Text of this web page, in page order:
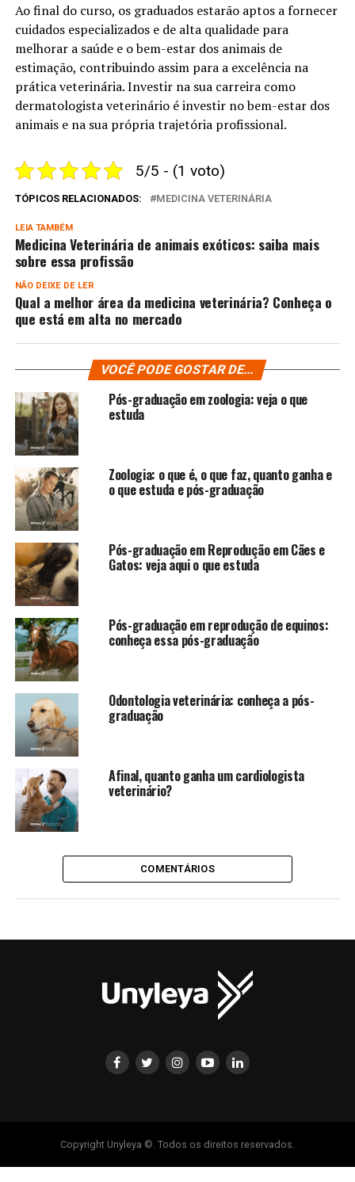
Ao final do curso, os graduados estarão aptos a fornecer
cuidados especializados e de alta qualidade para
melhorar a saúde e o bem-estar dos animais de
estimação, contribuindo assim para a excelência na
prática veterinária. Investir na sua carreira como
dermatologista veterinário é investir no bem-estar dos
animais e na sua própria trajetória profissional.
5/5 - (1 voto)
TÓPICOS RELACIONADOS: MEDICINA VETERINÁRIA
LEIA TAMBÉM
Medicina Veterinária de animais exóticos: saiba mais
sobre essa profissão
NÃO DEIXE DE LER
Qual a melhor área da medicina veterinária​? Conheça o
que está em alta no mercado
VOCÊ PODE GOSTAR DE...
Pós-graduação em zoologia: veja o que
estuda
Zoologia: o que é, o que faz, quanto ganha e
o que estuda e pós-graduação
Pós-graduação em Reprodução em Cães e
Gatos: veja aqui o que estuda
Pós-graduação em reprodução de equinos:
conheça essa pós-graduação
Odontologia veterinária: conheça a pós-
graduação
Afinal, quanto ganha um cardiologista
veterinário?
COMENTÁRIOS
Copyright Unyleya ©. Todos os direitos reservados.